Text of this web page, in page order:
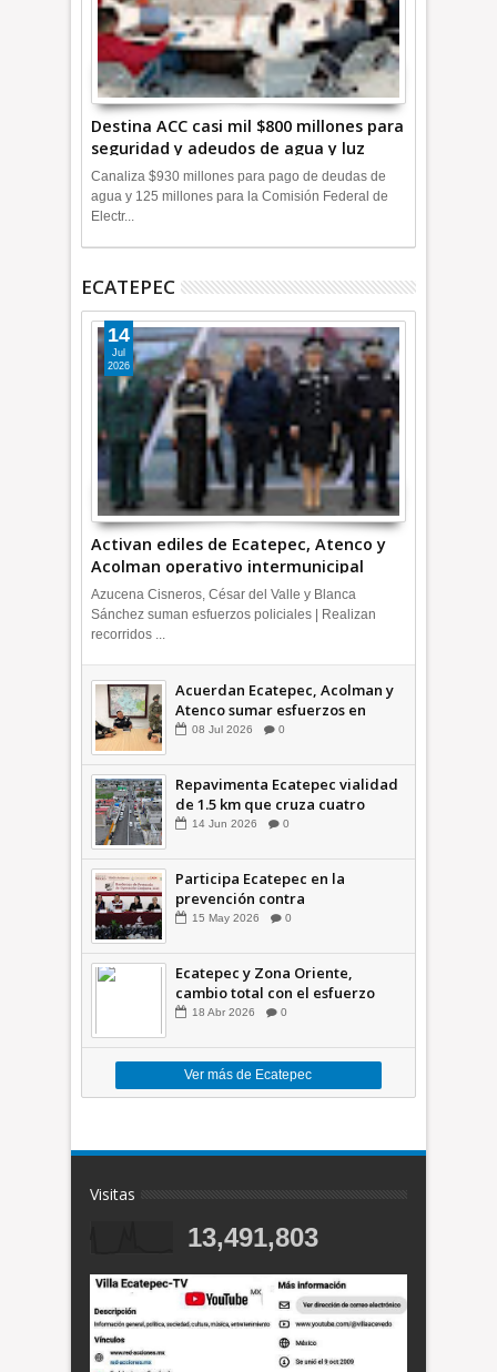
Destina ACC casi mil $800 millones para
seguridad y adeudos de agua y luz
+Video
Canaliza $930 millones para pago de deudas de
agua y 125 millones para la Comisión Federal de
Electr...
ECATEPEC
Activan ediles de Ecatepec, Atenco y
Acolman operativo intermunicipal
14
Jul
2026
Azucena Cisneros, César del Valle y Blanca
Sánchez suman esfuerzos policiales | Realizan
recorridos ...
Acuerdan Ecatepec, Acolman y
Atenco sumar esfuerzos en
seguridad
08 Jul 2026 0
Repavimenta Ecatepec vialidad
de 1.5 km que cruza cuatro
comunidades +Video
14 Jun 2026 0
Participa Ecatepec en la
prevención contra
inundaciones en el Valle de
15 May 2026 0
Ecatepec y Zona Oriente,
cambio total con el esfuerzo
conjunto: Azucena; retiran 21
18 Abr 2026 0
Ver más de Ecatepec
Visitas
13,491,803